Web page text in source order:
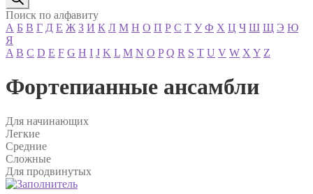
Поиск по алфавиту
А Б В Г Д Е Ж З И К Л М Н О П Р С Т У Ф Х Ц Ч Ш Щ Э Ю
Я
A B C D E F G H I J K L M N O P Q R S T U V W X Y Z
Фортепианные ансамбли
Для начинающих
Легкие
Средние
Сложные
Для продвинутых